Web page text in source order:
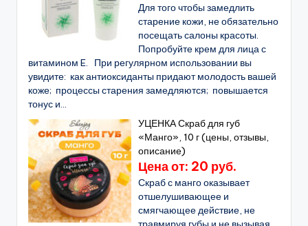
Для того чтобы замедлить
старение кожи, не обязательно
посещать салоны красоты.
Попробуйте крем для лица с
витамином E. При регулярном использовании вы
увидите: как антиоксиданты придают молодость вашей
коже; процессы старения замедляются; повышается
тонус и...
УЦЕНКА Скраб для губ
«Манго», 10 г (цены, отзывы,
описание)
Цена от: 20 руб.
Скраб с манго оказывает
отшелушивающее и
смягчающее действие, не